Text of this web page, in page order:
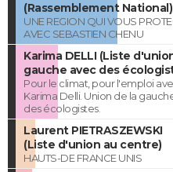
(Rassemblement National)
UNE REGION QUI VOUS
AVEC SEBASTIEN CHENU
Karima DELLI (Liste
gauche avec des
Pour le climat, pour l'emploi
Karima Delli. Union de la
des écologistes.
Laurent PIETRASZEWSKI
(Liste d'union au centre)
HAUTS-DE FRANCE UNIS